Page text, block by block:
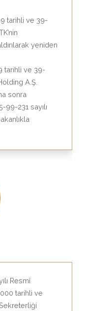
tarihli ve 39-
yeniden
tarihli ve 39-
A.Ş.
sonra
231 sayılı
Resmî
tarihli ve